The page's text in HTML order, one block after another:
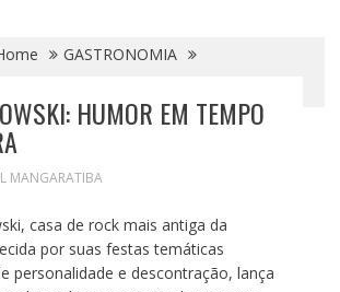
GASTRONOMIA
EM TEMPO DE CÓLERA
HUMOR EM TEMPO
MANGARATIBA
casa de rock mais antiga da
por suas festas temáticas
personalidade e descontração, lança